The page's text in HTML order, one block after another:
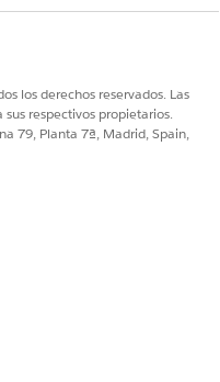
los derechos reservados. Las
respectivos propietarios.
79, Planta 7ª, Madrid, Spain,